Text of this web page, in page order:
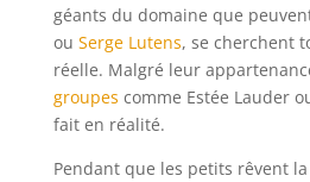
géants du domaine que
ou Serge Lutens, se cherchent
réelle. Malgré leur
groupes comme Estée Lauder
fait en réalité.
Pendant que les petits rêvent